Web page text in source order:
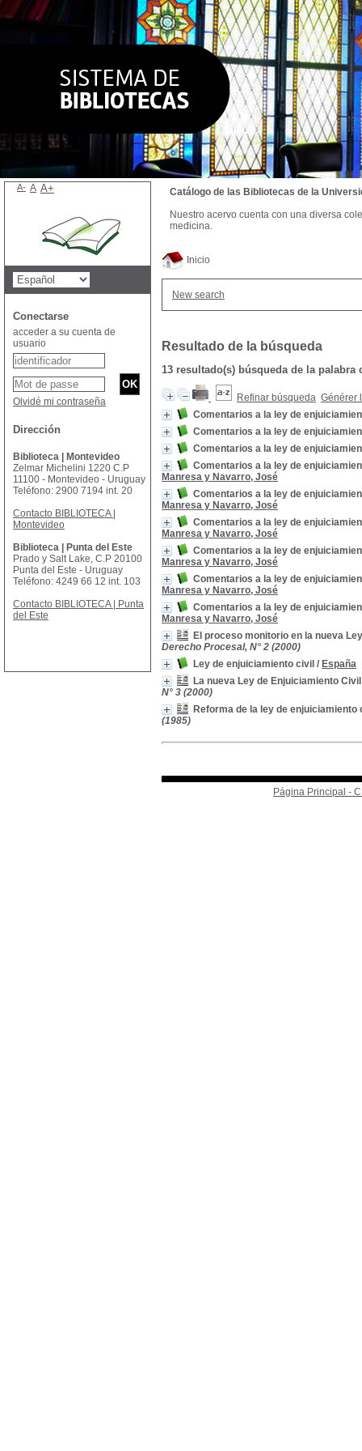
Inicio
New search
Resultado de la búsqueda
13 resultado(s) búsqueda de la palabra
Refinar búsqueda Générer
Comentarios a la ley de
Comentarios a la ley de
Comentarios a la ley de
Comentarios a la ley de
Manresa y Navarro, José
Comentarios a la ley de
Manresa y Navarro, José
Comentarios a la ley de
Manresa y Navarro, José
Comentarios a la ley de
Manresa y Navarro, José
Comentarios a la ley de
Manresa y Navarro, José
Comentarios a la ley de
Manresa y Navarro, José
El proceso monitorio en la nueva
Derecho Procesal, N° 2 (2000)
Ley de enjuiciamiento civil / España
La nueva Ley de Enjuiciamiento
N° 3 (2000)
Reforma de la ley de enjuiciamiento
(1985)
Página Principal -
Catálogo de las Bibliotecas de la
Nuestro acervo cuenta con una diversa
medicina.
A- A A+
Conectarse
acceder a su cuenta de
usuario
Olvidé mi contraseña
Dirección
Biblioteca | Montevideo
Zelmar Michelini 1220 C.P
11100 - Montevideo - Uruguay
Teléfono: 2900 7194 int. 20
Contacto BIBLIOTECA |
Montevideo
Biblioteca | Punta del Este
Prado y Salt Lake, C.P 20100
Punta del Este - Uruguay
Teléfono: 4249 66 12 int. 103
Contacto BIBLIOTECA | Punta
del Este